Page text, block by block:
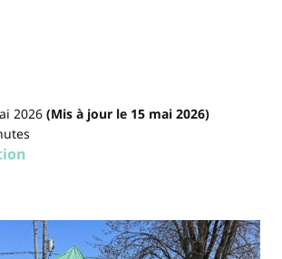
2026(Mis à jour le 15 mai 2026)